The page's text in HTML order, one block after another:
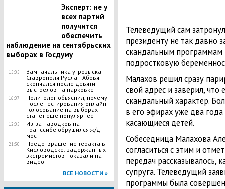
Эксперт: не у
всех партий
получится
обеспечить
наблюдение на сентябрьских
выборах в Госдуму
15:05
Замначальника угрозыска
Ставрополя Руслан Абовян
скончался после девяти
выстрелов на парковке
16:07
Политолог объяснил, почему
после тестирования онлайн-
голосование на выборах
станет еще популярнее
12:05
Из-за паводков на
Транссибе обрушился ж/д
мост
21:30
Предотвращение теракта в
Кисловодске: задержанных
экстремистов показали на
видео
ВСЕ НОВОСТИ »
Телеведущий сам
президенту не так давно
скандальным
подростковую
Малахов решил сразу
свой адрес и заверил, что
скандальный характер.
в его эфирах уже два
касающиеся детей.
Собеседница Малахова
согласиться с этим и
передач рассказывалось,
супруга. Телеведущий
программы была